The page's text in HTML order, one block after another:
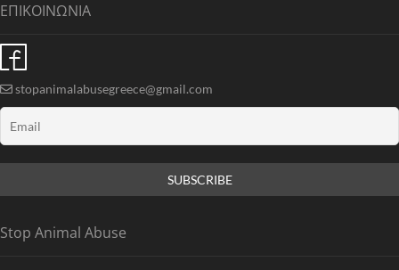
ΕΠΙΚΟΙΝΩΝΙΑ
stopanimalabusegreece@gmail.com
Stop Animal Abuse